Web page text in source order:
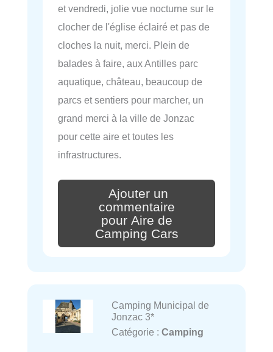
et vendredi, jolie vue nocturne sur le
clocher de l'église éclairé et pas de
cloches la nuit, merci. Plein de
balades à faire, aux Antilles parc
aquatique, château, beaucoup de
parcs et sentiers pour marcher, un
grand merci à la ville de Jonzac
pour cette aire et toutes les
infrastructures.
Ajouter un
commentaire
pour Aire de
Camping Cars
Camping Municipal de
Jonzac 3*
Catégorie : Camping